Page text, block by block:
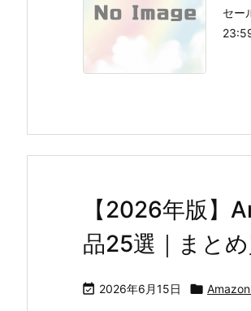
セー
【2026年版】
品25選｜まと
 2026年6月15日 